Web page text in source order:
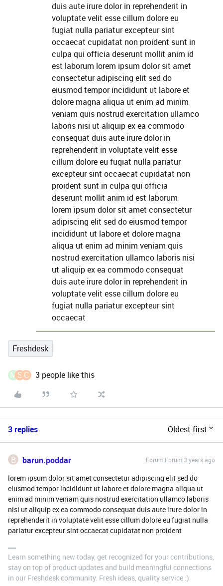
duis aute irure dolor in reprehenderit in
voluptate velit esse cillum dolore eu
fugiat nulla pariatur excepteur sint
occaecat cupidatat non proident sunt in
culpa qui officia deserunt mollit anim id
est laborum lorem ipsum dolor sit amet
consectetur adipiscing elit sed do
eiusmod tempor incididunt ut labore et
dolore magna aliqua ut enim ad minim
veniam quis nostrud exercitation ullamco
laboris nisi ut aliquip ex ea commodo
consequat duis aute irure dolor in
reprehenderit in voluptate velit esse
cillum dolore eu fugiat nulla pariatur
excepteur sint occaecat cupidatat non
proident sunt in culpa qui officia
deserunt mollit anim id est laborum
lorem ipsum dolor sit amet consectetur
adipiscing elit sed do eiusmod tempor
incididunt ut labore et dolore magna
aliqua ut enim ad minim veniam quis
nostrud exercitation ullamco laboris nisi
ut aliquip ex ea commodo consequat
duis aute irure dolor in reprehenderit in
voluptate velit esse cillum dolore eu
fugiat nulla pariatur excepteur sint
occaecat
Freshdesk
MS C 3 people like this
3 replies Oldest first
B barun.poddar Forum|Forum|3 years ago
lorem ipsum dolor sit amet consectetur adipiscing elit sed do
eiusmod tempor incididunt ut labore et dolore magna aliqua ut
enim ad minim veniam quis nostrud exercitation ullamco laboris
nisi ut aliquip ex ea commodo consequat duis aute irure dolor in
reprehenderit in voluptate velit esse cillum dolore eu fugiat nulla
pariatur excepteur sint occaecat cupidatat non proident
Learn something new today, get recognized for your contributions,
stay on top of product updates and build meaningful connections
in our Freshdesk community. Fresh ideas, quality service :)